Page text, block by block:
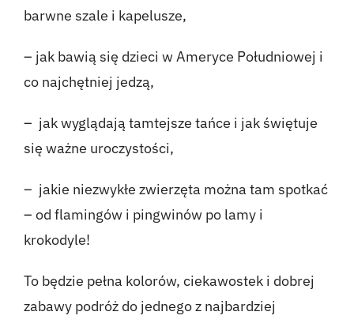
barwne szale i kapelusze,
– jak bawią się dzieci w Ameryce Południowej i
co najchętniej jedzą,
– jak wyglądają tamtejsze tańce i jak świętuje
się ważne uroczystości,
– jakie niezwykłe zwierzęta można tam spotkać
– od flamingów i pingwinów po lamy i
krokodyle!
To będzie pełna kolorów, ciekawostek i dobrej
zabawy podróż do jednego z najbardziej